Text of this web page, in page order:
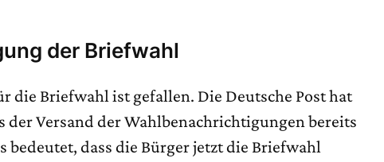
der Briefwahl
die Briefwahl ist gefallen. Die Deutsche Post hat
der Versand der Wahlbenachrichtigungen bereits
bedeutet, dass die Bürger jetzt die Briefwahl